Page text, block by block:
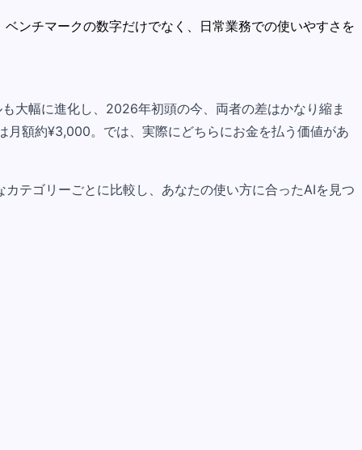
ンチマークの数字だけでなく、日常業務での使いやすさを
大幅に進化し、2026年初頭の今、両者の差はかなり縮ま
額約¥3,000。では、実際にどちらにお金を払う価値があ
テゴリーごとに比較し、あなたの使い方に合ったAIを見つ